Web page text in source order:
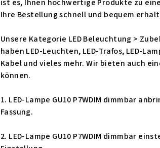
ist es, Ihnen hochwertige Produkte zu
Ihre Bestellung schnell und bequem
Unsere Kategorie LED Beleuchtung >
haben LED-Leuchten, LED-Trafos, LED-
Kabel und vieles mehr. Wir bieten auch
können.
1. LED-Lampe GU10 P7WDIM dimmbar
Fassung.
2. LED-Lampe GU10 P7WDIM dimmbar